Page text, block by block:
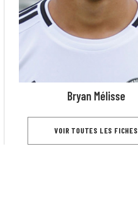
Bryan Mélisse
VOIR TOUTES LES FICHES